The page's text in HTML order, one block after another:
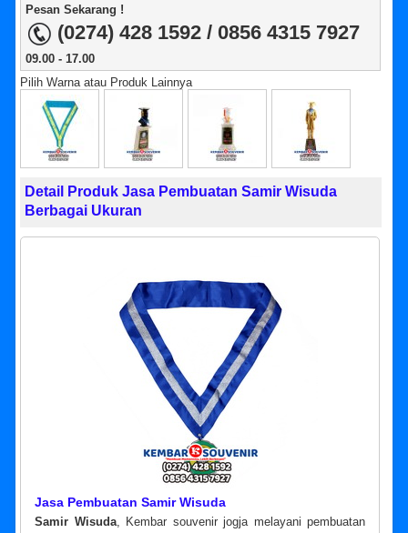
Pesan Sekarang !
(0274) 428 1592 / 0856 4315 7927
09.00 - 17.00
Pilih Warna atau Produk Lainnya
Detail Produk Jasa Pembuatan Samir Wisuda
Berbagai Ukuran
Jasa Pembuatan Samir Wisuda
Samir Wisuda, Kembar souvenir jogja melayani pembuatan